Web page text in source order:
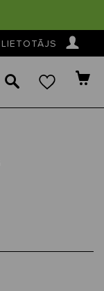
LIETOTĀJS 👤
🔎